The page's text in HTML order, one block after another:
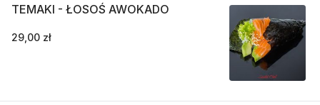
TEMAKI - ŁOSOŚ AWOKADO
29,00 zł